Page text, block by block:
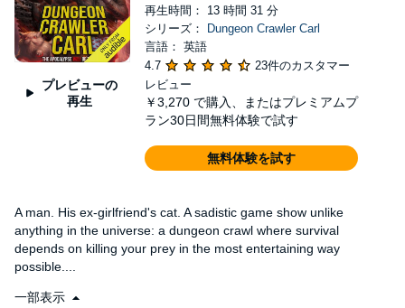
プレビューの
再生
再生時間： 13 時間 31 分
シリーズ：
Dungeon Crawler Carl
言語： 英語
4.7
23件のカスタマー
レビュー
￥3,270 で購入、またはプレミアムプ
ラン30日間無料体験で試す
無料体験を試す
A man. His ex-girlfriend's cat. A sadistic game show unlike
anything in the universe: a dungeon crawl where survival
depends on killing your prey in the most entertaining way
possible....
一部表示